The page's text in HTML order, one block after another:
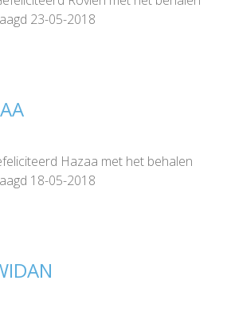
23-05-2018
Hazaa met het behalen
18-05-2018